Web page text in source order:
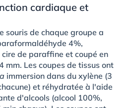
cardiaque et
souris de chaque groupe a
4%,
de paraffine et coupé en
mm. Les coupes de tissus ont
immersion dans du xylène (3
et réhydratée à l'aide
d'alcools (alcool 100%,